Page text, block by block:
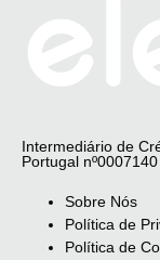
Intermediário de
Portugal nº0007140
Sobre Nós
Política de
Política de